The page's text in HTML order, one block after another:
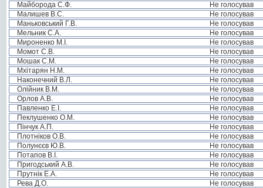
Майборода С.Ф.
Не голосував
Малишев В.С.
Не голосував
Маньковський Г.В.
Не голосував
Мельник С.А.
Не голосував
Мироненко М.І.
Не голосував
Момот С.В.
Не голосував
Мошак С.М.
Не голосував
Мхітарян Н.М.
Не голосував
Наконечний В.Л.
Не голосував
Олійник В.М.
Не голосував
Орлов А.В.
Не голосував
Павленко Е.І.
Не голосував
Пеклушенко О.М.
Не голосував
Пінчук А.П.
Не голосував
Плотніков О.В.
Не голосував
Полунєєв Ю.В.
Не голосував
Потапов В.І.
Не голосував
Пригодський А.В.
Не голосував
Прутнік Е.А.
Не голосував
Рева Д.О.
Не голосував